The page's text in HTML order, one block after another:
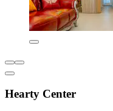
Hearty Center